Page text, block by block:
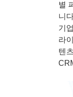
별
니
기
라
텐